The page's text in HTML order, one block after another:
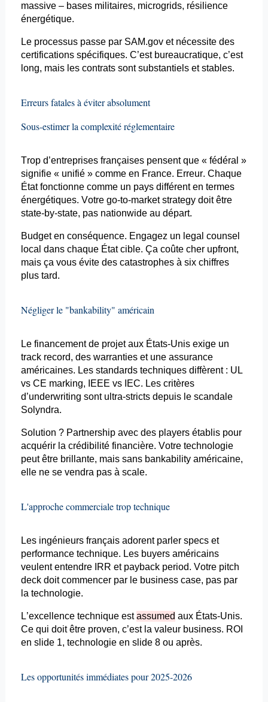
massive – bases militaires, microgrids, résilience
énergétique.
Le processus passe par SAM.gov et nécessite des
certifications spécifiques. C’est bureaucratique, c’est
long, mais les contrats sont substantiels et stables.
Erreurs fatales à éviter absolument
Sous-estimer la complexité réglementaire
Trop d’entreprises françaises pensent que « fédéral »
signifie « unifié» comme en France. Erreur. Chaque
État fonctionne comme un pays différent en termes
énergétiques. Votre go-to-market strategydoit être
state-by-state, pas nationwideau départ.
Budget en conséquence. Engagez un legal counsel
local dans chaque État cible. Ça coûte cher upfront,
mais ça vous évite des catastrophes à six chiffres
plus tard.
Négliger le "bankability" américain
Le financement de projet aux États-Unis exige un
trackrecord, des warrantieset une assurance
américaines. Les standards techniques diffèrent : UL
vs CE marking, IEEE vs IEC. Les critères
d’underwriting sont ultra-strictsdepuis le scandale
Solyndra.
Solution ? Partnership avec des playersétablis pour
acquérir la crédibilité financière. Votre technologie
peut être brillante, mais sans bankabilityaméricaine,
elle ne se vendra pas à scale.
L'approche commerciale trop technique
Les ingénieurs français adorent parler specset
performance technique. Les buyersaméricains
veulent entendre IRR et payback period. Votre pitch
deck doit commencer par le business case, pas par
la technologie.
L’excellence technique estassumed aux États-Unis.
Ce qui doit être proven, c’est la valeur business. ROI
en slide 1, technologie en slide 8 ou après.
Les opportunités immédiates pour 2025-2026